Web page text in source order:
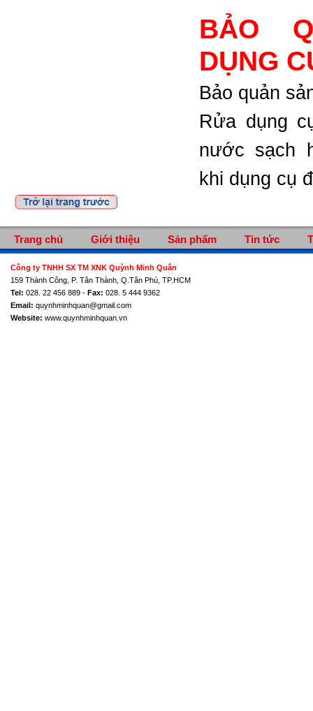
BẢO
DỤNG
Bảo quản
Rửa dụng
nước sạch
khi dụng cụ
Trang chủ Giới thiệu Sản phẩm Tin tức
Công ty TNHH SX TM XNK Quỳnh Minh Quân
159 Thành Công, P. Tân Thành, Q.Tân Phú, TP.HCM
Tel: 028. 22 456 889 - Fax: 028. 5 444 9362
Email: quynhminhquan@gmail.com
Website: www.quynhminhquan.vn